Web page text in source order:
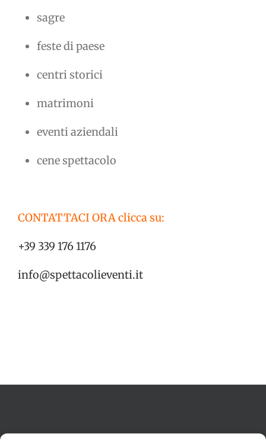
sagre
feste di paese
centri storici
matrimoni
eventi aziendali
cene spettacolo
CONTATTACI ORA clicca su:
+39 339 176 1176
info@spettacolieventi.it